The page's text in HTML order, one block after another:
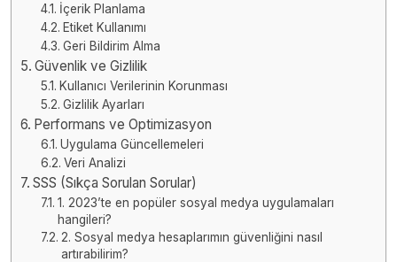
İçerik Planlama
Etiket Kullanımı
Geri Bildirim Alma
Güvenlik ve Gizlilik
Kullanıcı Verilerinin Korunması
Gizlilik Ayarları
Performans ve Optimizasyon
Uygulama Güncellemeleri
Veri Analizi
SSS (Sıkça Sorulan Sorular)
1. 2023’te en popüler sosyal medya uygulamaları
hangileri?
2. Sosyal medya hesaplarımın güvenliğini nasıl
artırabilirim?